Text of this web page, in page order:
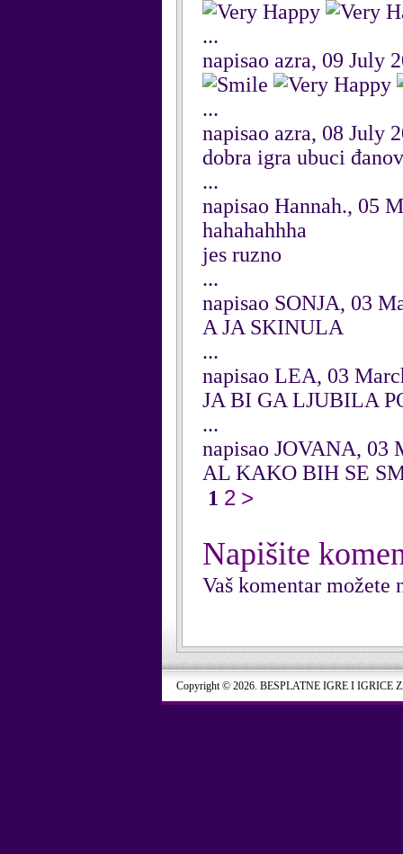
...
napisao azra, 09 July
...
napisao azra, 08 July
dobra igra ubuci
...
napisao Hannah., 05
hahahahhha
jes ruzno
...
napisao SONJA, 03
A JA SKINULA
...
napisao LEA, 03
JA BI GA LJUBILA
...
napisao JOVANA, 03
AL KAKO BIH SE
1 2 >
Napišite
Vaš komentar možete
Copyright © 2026. BESPLATNE IGRE I IGRICE